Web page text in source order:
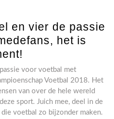
en vier de passie
het is
voor voetbal met
Voetbal 2018. Het
van over de hele wereld
sport. Juich mee, deel in de
voetbal zo bijzonder maken.